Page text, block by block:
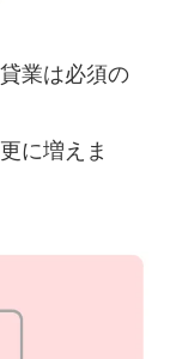
業は必須の
に増えま